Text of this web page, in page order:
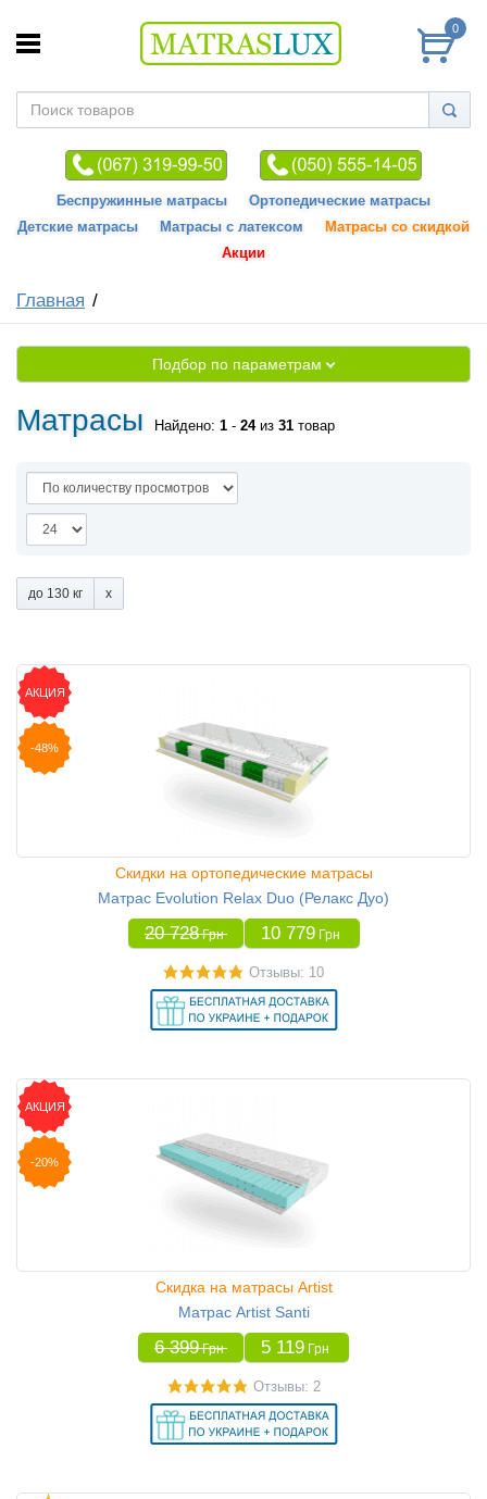
0
Беспружинные матрасы
Ортопедические матрасы
Детские матрасы
Матрасы с латексом
Матрасы со скидкой
Акции
Главная
Подбор по параметрам
Матрасы Найдено: 1 - 24из 31 товар
до 130 кг
АКЦИЯ
-48%
Скидки на ортопедические матрасы
Матрас Evolution Relax Duo (Релакс Дуо)
20 728 Грн 10 779 Грн
Отзывы: 10
АКЦИЯ
-20%
Скидка на матрасы Artist
Матрас Artist Santi
6 399 Грн 5 119 Грн
Отзывы: 2